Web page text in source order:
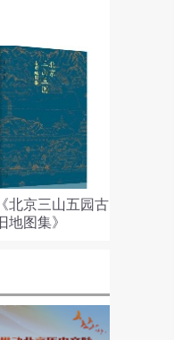
《北京三山五园古
旧地图集》